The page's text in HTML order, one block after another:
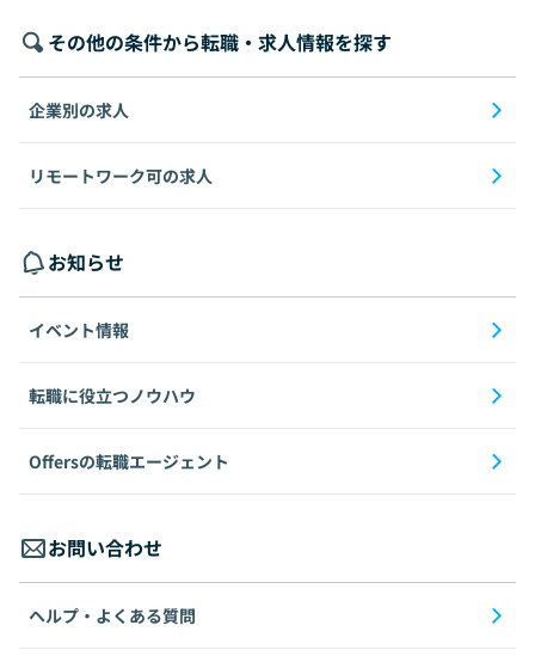
その他の条件から転職・求人情報を探す
企業別の求人
リモートワーク可の求人
お知らせ
イベント情報
転職に役立つノウハウ
Offersの転職エージェント
お問い合わせ
ヘルプ・よくある質問